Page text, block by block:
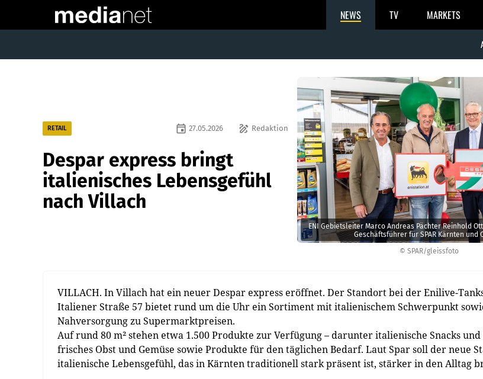
NEWS TV MARKETS
© SPAR/gleissfoto
ENI Gebietsleiter Marco Andreas Pächter Reinhold
Geschäftsführer für SPAR Kärnten und
RETAIL draw Redaktion
event 27.05.2026
Despar express bringt
italienisches Lebensgefühl
nach Villach
VILLACH. In Villach hat ein neuer Despar express eröffnet. Der Standort bei der Enilive-
Italiener Straße 57 bietet rund um die Uhr ein Sortiment mit italienischem Schwerpunkt
Nahversorgung zu Supermarktpreisen.
Auf rund 80 m² stehen etwa 1.500 Produkte zur Verfügung – darunter italienische Snacks
frisches Obst und Gemüse sowie Produkte für den täglichen Bedarf. Laut Spar soll der neue
italienische Lebensgefühl, das in Kärnten traditionell stark präsent ist, stärker in den Alltag